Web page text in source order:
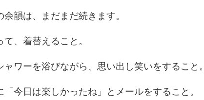
余韻は、まだまだ続きます。
て、着替えること。
ャワーを浴びながら、思い出し笑いをすること。
「今日は楽しかったね」とメールをすること。